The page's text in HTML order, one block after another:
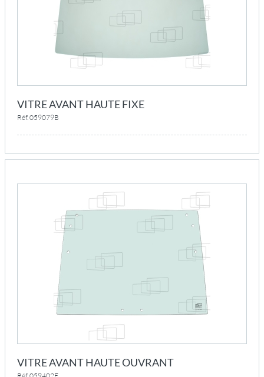
VITRE AVANT HAUTE FIXE
Réf. 059079B
VITRE AVANT HAUTE OUVRANT